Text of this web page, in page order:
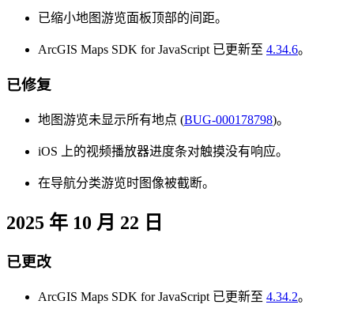
已缩小地图游览面板顶部的间距。
ArcGIS Maps SDK for JavaScript 已更新至 4.34.6。
已修复
地图游览未显示所有地点 (BUG-000178798)。
iOS 上的视频播放器进度条对触摸没有响应。
在导航分类游览时图像被截断。
2025 年 10 月 22 日
已更改
ArcGIS Maps SDK for JavaScript 已更新至 4.34.2。